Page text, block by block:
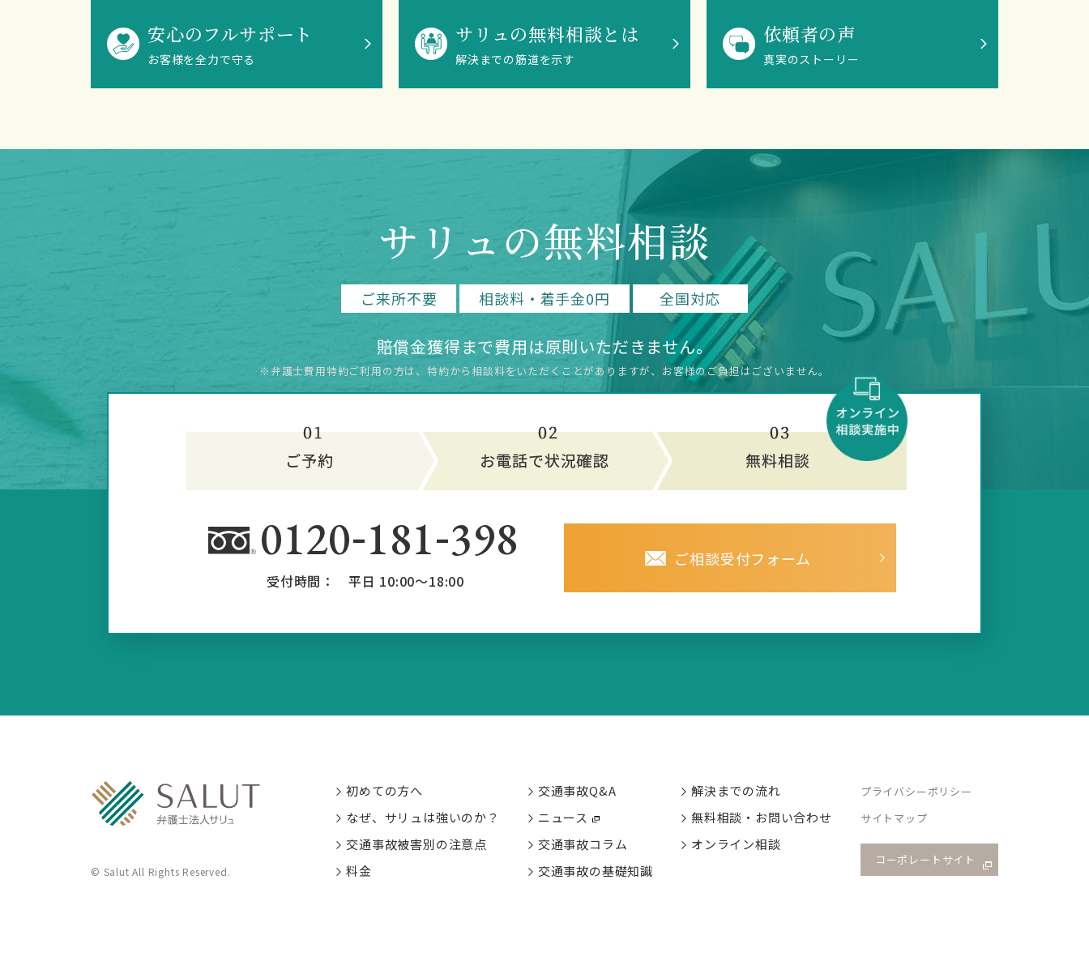
安心のフルサポート
お客様を全力で守る
サリュの無料相談とは
解決までの筋道を示す
依頼者の声
真実のストーリー
サリュの無料相談
ご来所不要 相談料・着手金0円 全国対応
賠償金獲得まで費用は原則いただきません。
※弁護士費用特約ご利用の方は、特約から相談料をいただく ことがありますが、お客様のご負担はございません。
0120-181-398
受付時間： 平日 10:00～18:00
ご相談受付フォーム
初めての方へ
なぜ、サリュは強いのか？
交通事故被害別の注意点
料金
交通事故Q&A
ニュース
交通事故コラム
交通事故の基礎知識
解決までの流れ
無料相談・お問い合わせ
オンライン相談
プライバシーポリシー
サイトマップ
コーポレートサイト
© Salut All Rights Reserved.